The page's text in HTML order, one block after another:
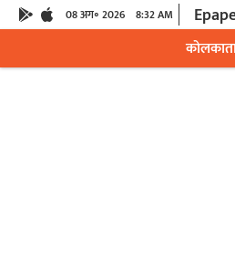
08 अग॰ 2026 8:32 AM